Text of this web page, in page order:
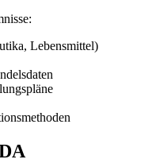
Lebensmittel)